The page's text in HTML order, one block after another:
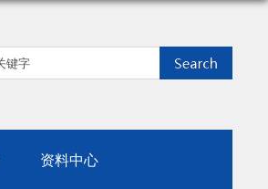
资料中心